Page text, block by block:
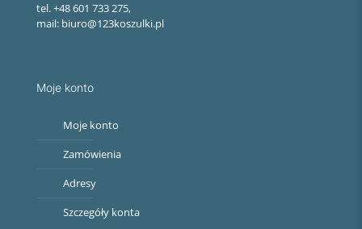
tel. +48 601 733 275,
mail: biuro@123koszulki.pl
Moje konto
Moje konto
Zamówienia
Adresy
Szczegóły konta